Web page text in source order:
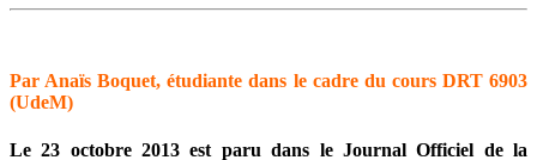
Par Anaïs Boquet, étudiante dans le cadre du cours DRT 6903
(UdeM)
Le 23 octobre 2013 est paru dans le Journal Officiel de la